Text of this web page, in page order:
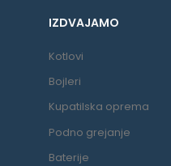
IZDVAJAMO
Kotlovi
Bojleri
Kupatilska oprema
Podno grejanje
Baterije